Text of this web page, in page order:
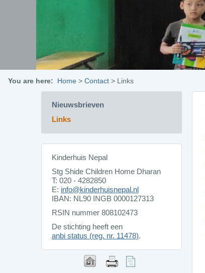
You are here: Home > Contact > Links
Nieuwsbrieven
Links
Kinderhuis Nepal
Stg Shide Children Home Dharan
T: 020 - 4282850
E: info@kinderhuisnepal.nl
IBAN: NL90 INGB 0000127313
RSIN nummer 808102473
De stichting heeft een
anbi status (reg. nr. 11478).